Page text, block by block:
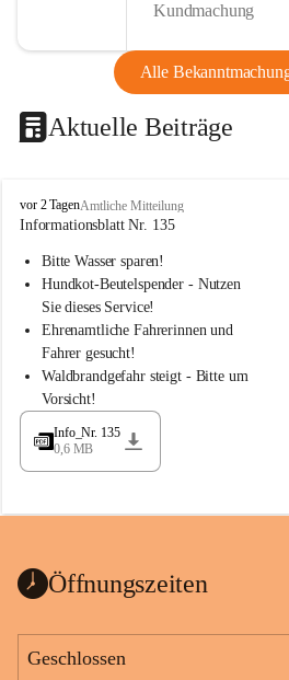
Kundmachung
Alle
Aktuelle Beiträge
B
u
h
a
d
l
a
vor 2 TagenAmtliche Mitteilung
Informationsblatt Nr. 135
Bitte Wasser sparen!
Hundkot-Beutelspender - Nutzen
Sie dieses Service!
Ehrenamtliche Fahrerinnen und
Fahrer gesucht!
Waldbrandgefahr steigt - Bitte um
Vorsicht!
Info_Nr. 135
0,6 MB
Öffnungszeiten
Geschlossen